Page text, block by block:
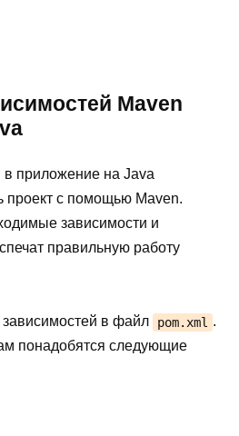
Maven
приложение на Java
проект с помощью Maven.
зависимости и
правильную работу
в файл pom.xml .
понадобятся следующие